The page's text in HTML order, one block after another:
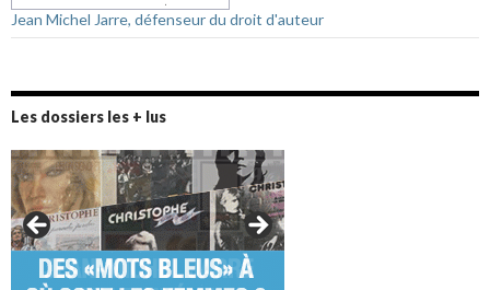
Jean Michel Jarre, défenseur du droit d'auteur
Les dossiers les + lus